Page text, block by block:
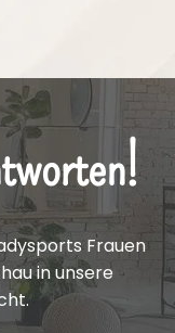
Frauen
in unsere